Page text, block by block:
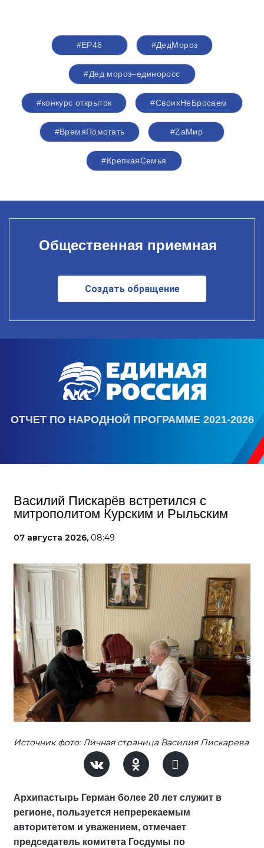
#ЕР46 #ДедМороз
#Дед мороз–единоросс
#конкурс открыток #СвоихНеБросаем
#ВремяПомогать #ZаМир
#КрепкаяСемья
Общественная приемная
Создать обращение
ОТЧЕТ ПО НАРОДНОЙ ПРОГРАММЕ 2021-2026
Василий Пискарёв встретился с
митрополитом Курским и Рыльским
07 августа 2026, 08:49
Источник фото: Личная страница Василия Пискарева
Архипастырь Герман более 20 лет служит в
регионе, пользуется непререкаемым
авторитетом и уважением, отмечает
председатель комитета Госдумы по